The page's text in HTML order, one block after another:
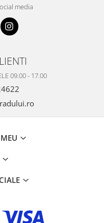
media
09.00 - 17.00